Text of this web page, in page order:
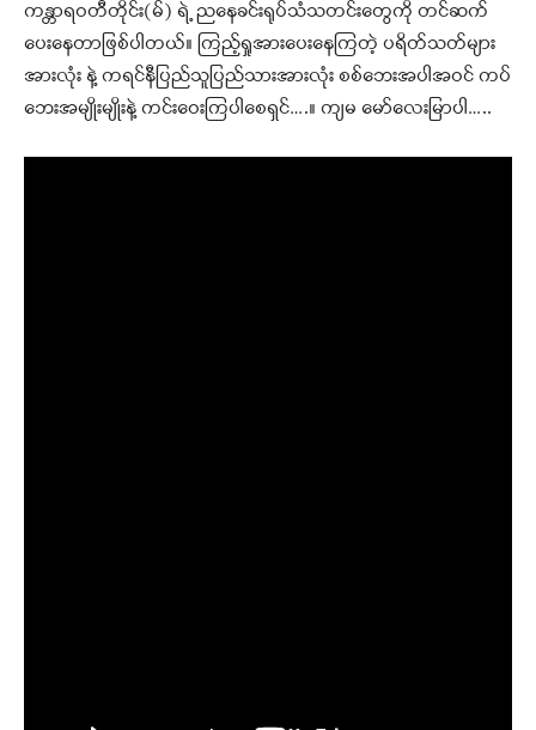
ကန္တာရဝတီတိုင်း(မ်) ရဲ့ ညနေခင်းရုပ်သံသတင်းတွေကို တင်ဆက်
ပေးနေတာဖြစ်ပါတယ်။ ကြည့်ရှုအားပေးနေကြတဲ့ ပရိတ်သတ်များ
အားလုံး နဲ့ ကရင်နီပြည်သူပြည်သားအားလုံး စစ်ဘေးအပါအဝင် ကပ်
ဘေးအမျိုးမျိုးနဲ့ ကင်းဝေးကြပါစေရှင်….။ ကျမ မော်လေးမြာပါ…..